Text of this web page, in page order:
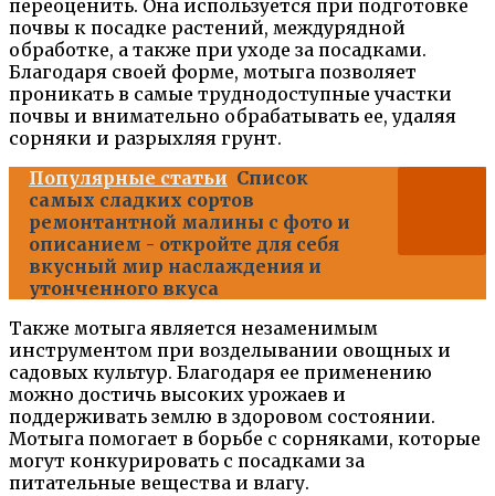
переоценить. Она используется при подготовке
почвы к посадке растений, междурядной
обработке, а также при уходе за посадками.
Благодаря своей форме, мотыга позволяет
проникать в самые труднодоступные участки
почвы и внимательно обрабатывать ее, удаляя
сорняки и разрыхляя грунт.
Популярные статьи Список
самых сладких сортов
ремонтантной малины с фото и
описанием - откройте для себя
вкусный мир наслаждения и
утонченного вкуса
Также мотыга является незаменимым
инструментом при возделывании овощных и
садовых культур. Благодаря ее применению
можно достичь высоких урожаев и
поддерживать землю в здоровом состоянии.
Мотыга помогает в борьбе с сорняками, которые
могут конкурировать с посадками за
питательные вещества и влагу.